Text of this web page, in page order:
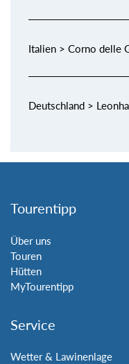
Italien > Corno delle
Deutschland >
Tourentipp
Über uns
Touren
Hütten
MyTourentipp
Service
Wetter & Lawinenlage